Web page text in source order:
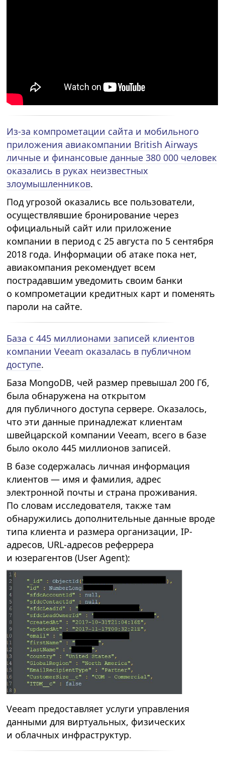
Из-за компрометации сайта и мобильного
приложения авиакомпании British Airways
личные и финансовые данные 380 000 человек
оказались в руках неизвестных
злоумышленников.
Под угрозой оказались все пользователи,
осуществлявшие бронирование через
официальный сайт или приложение
компании в период с 25 августа по 5 сентября
2018 года. Информации об атаке пока нет,
авиакомпания рекомендует всем
пострадавшим уведомить своим банки
о компрометации кредитных карт и поменять
пароли на сайте.
База с 445 миллионами записей клиентов
компании Veeam оказалась в публичном
доступе.
База MongoDB, чей размер превышал 200 Гб,
была обнаружена на открытом
для публичного доступа сервере. Оказалось,
что эти данные принадлежат клиентам
швейцарской компании Veeam, всего в базе
было около 445 миллионов записей.
В базе содержалась личная информация
клиентов — имя и фамилия, адрес
электронной почты и страна проживания.
По словам исследователя, также там
обнаружились дополнительные данные вроде
типа клиента и размера организации, IP-
адресов, URL-адресов реферрера
и юзерагентов (User Agent):
Veeam предоставляет услуги управления
данными для виртуальных, физических
и облачных инфраструктур.